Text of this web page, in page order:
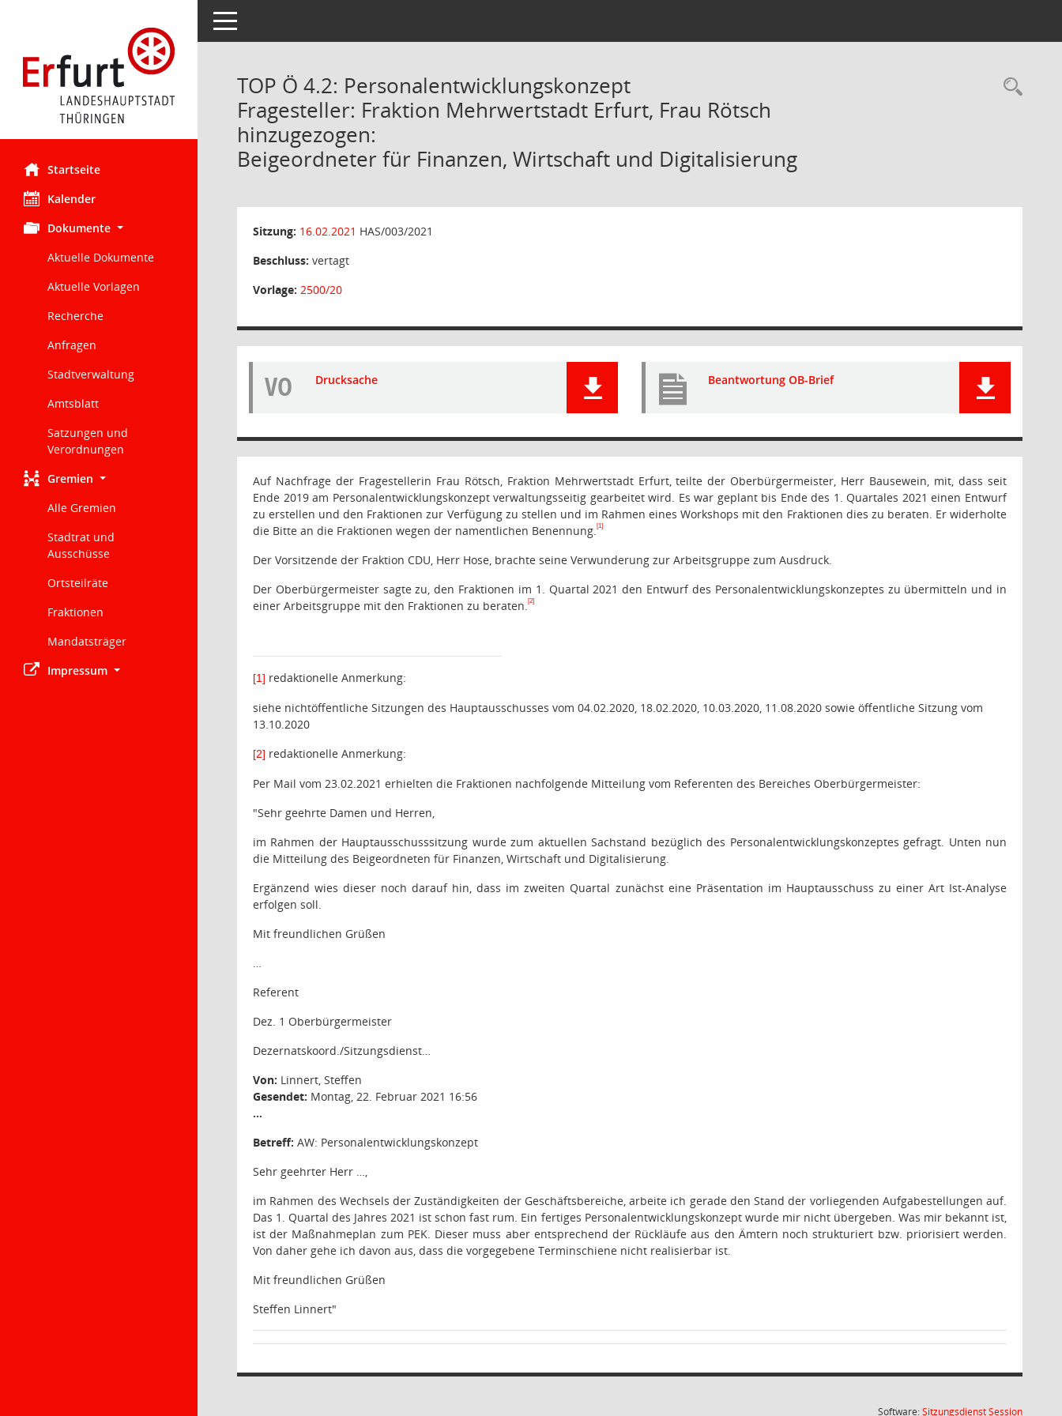
Startseite
Kalender
Dokumente
Aktuelle Dokumente
Aktuelle Vorlagen
Recherche
Anfragen
Stadtverwaltung
Amtsblatt
Satzungen und
Verordnungen
Gremien
Alle Gremien
Stadtrat und
Ausschüsse
Ortsteilräte
Fraktionen
Mandatsträger
Impressum
Toggle navigation
TOP Ö 4.2: Personalentwicklungskonzept
Fragesteller: Fraktion Mehrwertstadt Erfurt, Frau Rötsch
hinzugezogen:
Beigeordneter für Finanzen, Wirtschaft und Digitalisierung
Sitzung: 16.02.2021 HAS/003/2021
Beschluss: vertagt
Vorlage: 2500/20
VO Drucksache Beantwortung OB-Brief
Auf Nachfrage der Fragestellerin Frau Rötsch, Fraktion Mehrwertstadt Erfurt, teilte der Oberbürgermeister, Herr Bausewein, mit, dass seit
Ende 2019 am Personalentwicklungskonzept verwaltungsseitig gearbeitet wird. Es war geplant bis Ende des 1. Quartales 2021 einen Entwurf
zu erstellen und den Fraktionen zur Verfügung zu stellen und im Rahmen eines Workshops mit den Fraktionen dies zu beraten. Er widerholte
die Bitte an die Fraktionen wegen der namentlichen Benennung. [1]
Der Vorsitzende der Fraktion CDU, Herr Hose, brachte seine Verwunderung zur Arbeitsgruppe zum Ausdruck.
Der Oberbürgermeister sagte zu, den Fraktionen im 1. Quartal 2021 den Entwurf des Personalentwicklungskonzeptes zu übermitteln und in
einer Arbeitsgruppe mit den Fraktionen zu beraten. [2]
[1] redaktionelle Anmerkung:
siehe nichtöffentliche Sitzungen des Hauptausschusses vom 04.02.2020, 18.02.2020, 10.03.2020, 11.08.2020 sowie öffentliche Sitzung vom
13.10.2020
[2] redaktionelle Anmerkung:
Per Mail vom 23.02.2021 erhielten die Fraktionen nachfolgende Mitteilung vom Referenten des Bereiches Oberbürgermeister:
"Sehr geehrte Damen und Herren,
im Rahmen der Hauptausschusssitzung wurde zum aktuellen Sachstand bezüglich des Personalentwicklungskonzeptes gefragt. Unten nun
die Mitteilung des Beigeordneten für Finanzen, Wirtschaft und Digitalisierung.
Ergänzend wies dieser noch darauf hin, dass im zweiten Quartal zunächst eine Präsentation im Hauptausschuss zu einer Art Ist-Analyse
erfolgen soll.
Mit freundlichen Grüßen
…
Referent
Dez. 1 Oberbürgermeister
Dezernatskoord./Sitzungsdienst…
Von: Linnert, Steffen
Gesendet: Montag, 22. Februar 2021 16:56
…
Betreff: AW: Personalentwicklungskonzept
Sehr geehrter Herr …,
im Rahmen des Wechsels der Zuständigkeiten der Geschäftsbereiche, arbeite ich gerade den Stand der vorliegenden Aufgabestellungen auf.
Das 1. Quartal des Jahres 2021 ist schon fast rum. Ein fertiges Personalentwicklungskonzept wurde mir nicht übergeben. Was mir bekannt ist,
ist der Maßnahmeplan zum PEK. Dieser muss aber entsprechend der Rückläufe aus den Ämtern noch strukturiert bzw. priorisiert werden.
Von daher gehe ich davon aus, dass die vorgegebene Terminschiene nicht realisierbar ist.
Mit freundlichen Grüßen
Steffen Linnert"
Software:SitzungsdienstSession(Wird in